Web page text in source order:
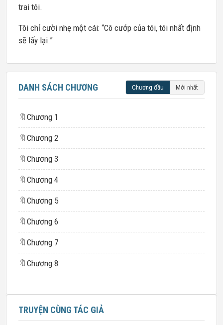
trai tôi.
Tôi chỉ cười nhẹ một cái: “Cô cướp của tôi, tôi nhất định
sẽ lấy lại.”
DANH SÁCH CHƯƠNG Chương đầu Mới nhất
🔖 Chương 1
🔖 Chương 2
🔖 Chương 3
🔖 Chương 4
🔖 Chương 5
🔖 Chương 6
🔖 Chương 7
🔖 Chương 8
TRUYỆN CÙNG TÁC GIẢ